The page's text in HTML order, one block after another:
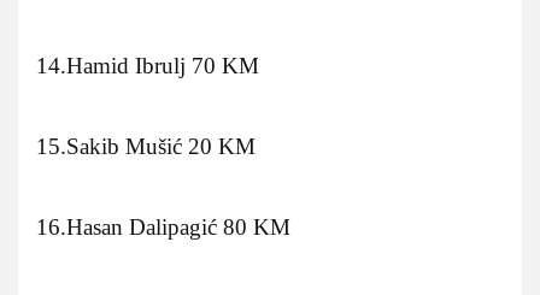
14.Hamid Ibrulj 70 KM
15.Sakib Mušić 20 KM
16.Hasan Dalipagić 80 KM